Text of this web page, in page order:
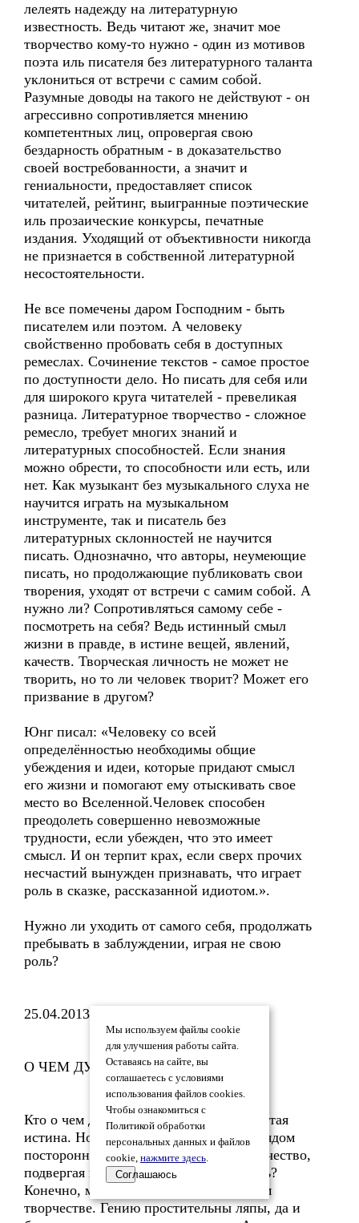
лелеять надежду на литературную
известность. Ведь читают же, значит мое
творчество кому-то нужно - один из мотивов
поэта иль писателя без литературного таланта
уклониться от встречи с самим собой.
Разумные доводы на такого не действуют - он
агрессивно сопротивляется мнению
компетентных лиц, опровергая свою
бездарность обратным - в доказательство
своей востребованности, а значит и
гениальности, предоставляет список
читателей, рейтинг, выигранные поэтические
иль прозаические конкурсы, печатные
издания. Уходящий от объективности никогда
не признается в собственной литературной
несостоятельности.
Не все помечены даром Господним - быть
писателем или поэтом. А человеку
свойственно пробовать себя в доступных
ремеслах. Сочинение текстов - самое простое
по доступности дело. Но писать для себя или
для широкого круга читателей - превеликая
разница. Литературное творчество - сложное
ремесло, требует многих знаний и
литературных способностей. Если знания
можно обрести, то способности или есть, или
нет. Как музыкант без музыкального слуха не
научится играть на музыкальном
инструменте, так и писатель без
литературных склонностей не научится
писать. Однозначно, что авторы, неумеющие
писать, но продолжающие публиковать свои
творения, уходят от встречи с самим собой. А
нужно ли? Сопротивляться самому себе -
посмотреть на себя? Ведь истинный смыл
жизни в правде, в истине вещей, явлений,
качеств. Творческая личность не может не
творить, но то ли человек творит? Может его
призвание в другом?
Юнг писал: «Человеку со всей
определённостью необходимы общие
убеждения и идеи, которые придают смысл
его жизни и помогают ему отыскивать свое
место во Вселенной.Человек способен
преодолеть совершенно невозможные
трудности, если убежден, что это имеет
смысл. И он терпит крах, если сверх прочих
несчастий вынужден признавать, что играет
роль в сказке, рассказанной идиотом.».
Нужно ли уходить от самого себя, продолжать
пребывать в заблуждении, играя не свою
роль?
25.04.2013
О ЧЕМ ДУМАЕМ
Кто о чем думает, о том и пишет - избитая
истина. Но вот вопрос: многие ли взглядом
постороннего перечитывают свое творчество,
подвергая критическому анализу мысль?
Конечно, мы говорим не о талантливом
творчестве. Гению простительны ляпы, да и
Мы используем файлы cookie
для улучшения работы сайта.
Оставаясь на сайте, вы
соглашаетесь с условиями
использования файлов cookies.
Чтобы ознакомиться с
Политикой обработки
персональных данных и файлов
cookie, нажмите здесь.
Соглашаюсь